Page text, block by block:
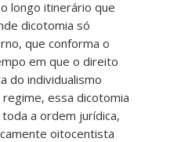
longo itinerário que
dicotomia só
que conforma o
em que o direito
do individualismo
essa dicotomia
a ordem jurídica,
oitocentista